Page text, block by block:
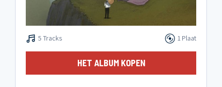
5 Tracks 1 Plaat
HET ALBUM KOPEN